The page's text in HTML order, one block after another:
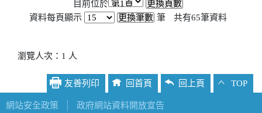
目前位於
資料每頁顯示
筆 共有65筆資料
瀏覽人次：1 人
友善列印 回首頁 回上頁 TOP
網站安全政策 政府網站資料開放宣告